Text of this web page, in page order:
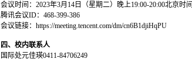
会议时间：2023年3月14日（星期二）晚上19:00-20:00北京时间
腾讯会议ID：468-399-386
会议链接：https://meeting.tencent.com/dm/cn6B1djiHqPU
四、校内联系人
国际处元佳瑛0411-84706249